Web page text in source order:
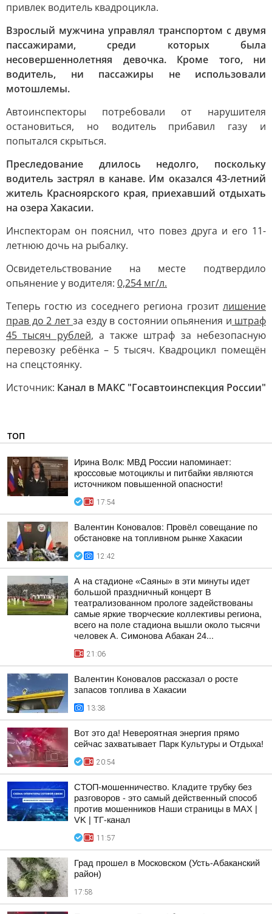
привлек водитель квадроцикла.
Взрослый мужчина управлял транспортом с двумя
пассажирами, среди которых была
несовершеннолетняя девочка. Кроме того, ни
водитель, ни пассажиры не использовали
мотошлемы.
Автоинспекторы потребовали от нарушителя
остановиться, но водитель прибавил газу и
попытался скрыться.
Преследование длилось недолго, поскольку
водитель застрял в канаве. Им оказался 43-летний
житель Красноярского края, приехавший отдыхать
на озера Хакасии.
Инспекторам он пояснил, что повез друга и его 11-
летнюю дочь на рыбалку.
Освидетельствование на месте подтвердило
опьянение у водителя: 0,254 мг/л.
Теперь гостю из соседнего региона грозит лишение
прав до 2 летза езду в состоянии опьянения и штраф
45 тысяч рублей, а также штраф за небезопасную
перевозку ребёнка – 5 тысяч. Квадроцикл помещён
на спецстоянку.
Источник: Канал в МАКС "Госавтоинспекция России"
ТОП
Ирина Волк: МВД России напоминает:
кроссовые мотоциклы и питбайки являются
источником повышенной опасности!
17:54
Валентин Коновалов: Провёл совещание по
обстановке на топливном рынке Хакасии
12:42
А на стадионе «Саяны» в эти минуты идет
большой праздничный концерт В
театрализованном прологе задействованы
самые яркие творческие коллективы региона,
всего на поле стадиона вышли около тысячи
человек А. Симонова Абакан 24...
21:06
Валентин Коновалов рассказал о росте
запасов топлива в Хакасии
13:38
Вот это да! Невероятная энергия прямо
сейчас захватывает Парк Культуры и Отдыха!
20:54
СТОП-мошенничество. Кладите трубку без
разговоров - это самый действенный способ
против мошенников Наши страницы в MAX |
VK | ТГ-канал
11:57
Град прошел в Московском (Усть-Абаканский
район)
17:58